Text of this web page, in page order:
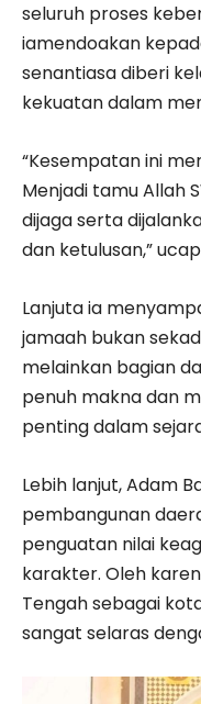
seluruh proses
iamendoakan
senantiasa diberi
kekuatan dalam
“Kesempatan ini
Menjadi tamu Allah
dijaga serta
dan ketulusan,”
Lanjuta ia
jamaah bukan
melainkan bagian
penuh makna dan
penting dalam
Lebih lanjut, Adam
pembangunan
penguatan nilai
karakter. Oleh
Tengah sebagai
sangat selaras